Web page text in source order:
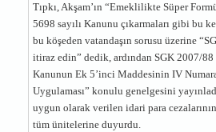
Tıpkı, Akşam’ın “Emeklilikte Süper
5698 sayılı Kanunu çıkarmaları gibi bu
bu köşeden vatandaşın sorusu üzerine
itiraz edin” dedik, ardından SGK 2007/88
Kanunun Ek 5’inci Maddesinin IV
Uygulaması” konulu genelgesini
uygun olarak verilen idari para
tüm ünitelerine duyurdu.